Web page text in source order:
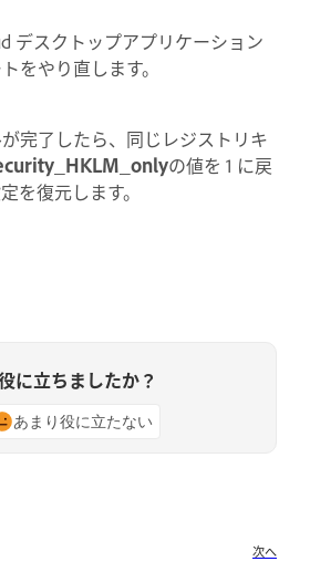
デスクトップアプリケーション
をやり直します。
完了したら、同じレジストリキ
の値を 1 に戻
を復元します。
に立ちましたか？
あまり役に立たない
次へ